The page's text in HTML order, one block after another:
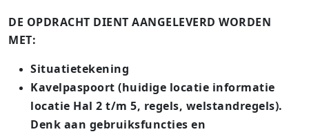
DE OPDRACHT DIENT AANGELEVERD WORDEN
MET:
Situatietekening
Kavelpaspoort (huidige locatie informatie
locatie Hal 2 t/m 5, regels, welstandregels).
Denk aan gebruiksfuncties en